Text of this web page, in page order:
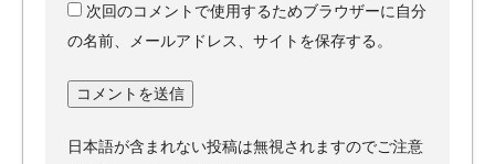
次回のコメントで使用するためブラウザーに自分
の名前、メールアドレス、サイトを保存する。
日本語が含まれない投稿は無視されますのでご注意